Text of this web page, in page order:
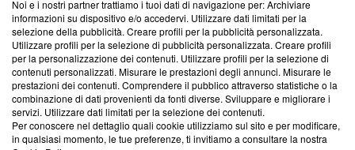
Corporate
Redazione
Informativa Privacy
Cookie Policy
Blasting SA, IDI CHE-247.845.224, Via Carlo Frasca, 3 - 6900
Lugano (Svizzera) Tel:+39 0690258937
Noi e i nostri partner trattiamo i tuoi dati di navigazione per: Archiviare
informazioni su dispositivo e/o accedervi. Utilizzare dati limitati per la
selezione della pubblicità. Creare profili per la pubblicità personalizzata.
Utilizzare profili per la selezione di pubblicità personalizzata. Creare profili
per la personalizzazione dei contenuti. Utilizzare profili per la selezione di
contenuti personalizzati. Misurare le prestazioni degli annunci. Misurare le
prestazioni dei contenuti. Comprendere il pubblico attraverso statistiche o la
combinazione di dati provenienti da fonti diverse. Sviluppare e migliorare i
servizi. Utilizzare dati limitati per la selezione dei contenuti.
Per conoscere nel dettaglio quali cookie utilizziamo sul sito e per modificare,
in qualsiasi momento, le tue preferenze, ti invitiamo a consultare la nostra